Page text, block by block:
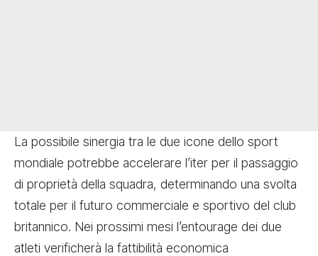
La possibile sinergia tra le due icone dello sport
mondiale potrebbe accelerare l’iter per il passaggio
di proprietà della squadra, determinando una svolta
totale per il futuro commerciale e sportivo del club
britannico. Nei prossimi mesi l’entourage dei due
atleti verificherà la fattibilità economica